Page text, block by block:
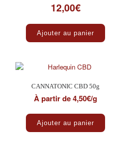
12,00€
Ajouter au panier
CANNATONIC CBD 50g
À partir de 4,50€/g
Ajouter au panier